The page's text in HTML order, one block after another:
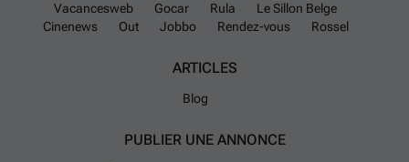
Vacancesweb Gocar Rula
Le Sillon Belge
Cinenews
Out Jobbo Rendez-vous Rossel
ARTICLES
Blog
PUBLIER UNE ANNONCE